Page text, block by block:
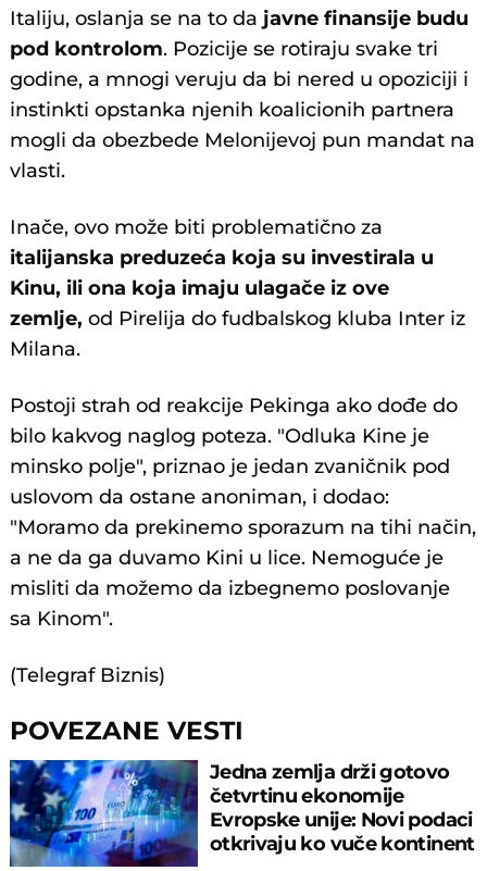
Italiju, oslanja se na to da javne finansije budu
pod kontrolom. Pozicije se rotiraju svake tri
godine, a mnogi veruju da bi nered u opoziciji i
instinkti opstanka njenih koalicionih partnera
mogli da obezbede Melonijevoj pun mandat na
vlasti.
Inače, ovo može biti problematično za
italijanska preduzeća koja su investirala u
Kinu, ili ona koja imaju ulagače iz ove
zemlje,od Pirelija do fudbalskog kluba Inter iz
Milana.
Postoji strah od reakcije Pekinga ako dođe do
bilo kakvog naglog poteza. "Odluka Kine je
minsko polje", priznao je jedan zvaničnik pod
uslovom da ostane anoniman, i dodao:
"Moramo da prekinemo sporazum na tihi način,
a ne da ga duvamo Kini u lice. Nemoguće je
misliti da možemo da izbegnemo poslovanje
sa Kinom".
(Telegraf Biznis)
POVEZANE VESTI
Jedna zemlja drži gotovo
četvrtinu ekonomije
Evropske unije: Novi podaci
otkrivaju ko vuče kontinent